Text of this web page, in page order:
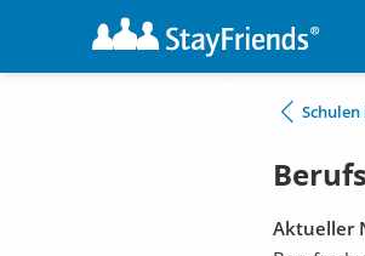
Schulen
Aktueller